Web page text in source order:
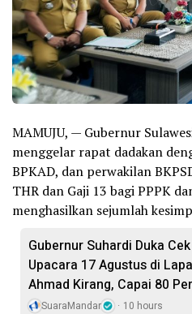
MAMUJU, — Gubernur
menggelar rapat dadakan
BPKAD, dan perwakilan
THR dan Gaji 13 bagi PPPK
menghasilkan sejumlah
Gubernur Suhardi Duka
Upacara 17 Agustus di
Ahmad Kirang, Capai 80
SuaraMandar 10 hours